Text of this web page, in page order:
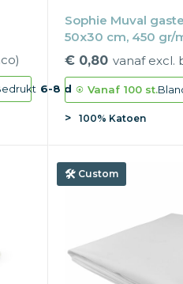
6-8 d
Sophie Muval
50x30 cm, 450 gr/
€ 0,80 vanaf excl.
Vanaf 100 st.
100% Katoen
Custom